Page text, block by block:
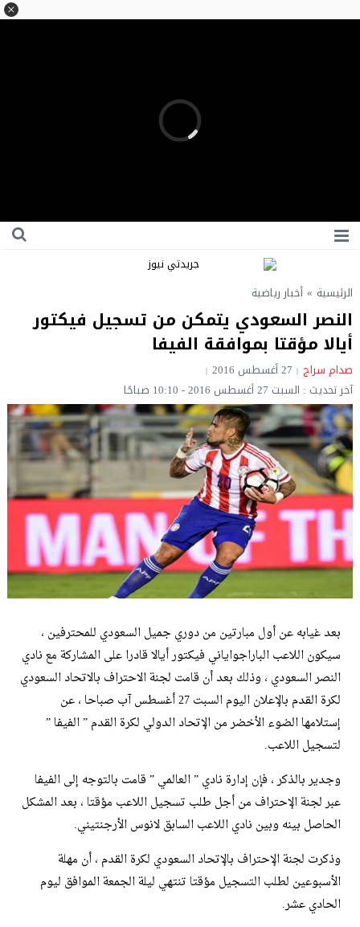
الرئيسية » أخبار رياضية
النصر السعودي يتمكن من تسجيل فيكتور
أيالا مؤقتا بموافقة الفيفا
صدام سراج 27 أغسطس 2016
آخر تحديث : السبت 27 أغسطس 2016 - 10:10 صباحًا
بعد غيابه عن أول مبارتين من دوري جميل السعودي للمحترفين ،
سيكون اللاعب الباراجواياني فيكتور أيالا قادرا على المشاركة مع نادي
النصر السعودي ، وذلك بعد أن قامت لجنة الاحتراف بالاتحاد السعودي
لكرة القدم بالإعلان اليوم السبت 27 أغسطس آب صباحا ، عن
إستلامها الضوء الأخضر من الإتحاد الدولي لكرة القدم ” الفيفا ”
لتسجيل اللاعب.
وجدير بالذكر ، فإن إدارة نادي ” العالمي ” قامت بالتوجه إلى الفيفا
عبر لجنة الإحتراف من أجل طلب تسجيل اللاعب مؤقتا ، بعد المشكل
الحاصل بينه وبين نادي اللاعب السابق لانوس الأرجنتيني.
وذكرت لجنة الإحتراف بالإتحاد السعودي لكرة القدم ، أن مهلة
الأسبوعين لطلب التسجيل مؤقتا تنتهي ليلة الجمعة الموافق ليوم
الحادي عشر.